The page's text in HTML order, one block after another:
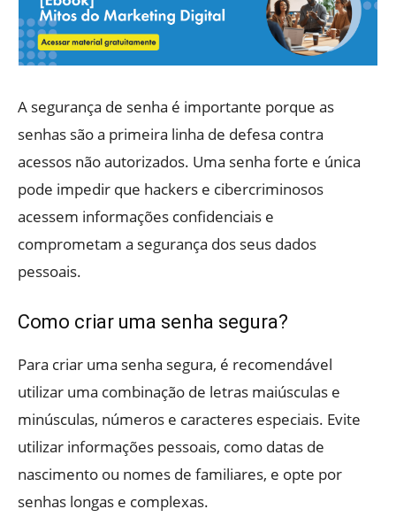
A segurança de senha é importante porque as
senhas são a primeira linha de defesa contra
acessos não autorizados. Uma senha forte e única
pode impedir que hackers e cibercriminosos
acessem informações confidenciais e
comprometam a segurança dos seus dados
pessoais.
Como criar uma senha segura?
Para criar uma senha segura, é recomendável
utilizar uma combinação de letras maiúsculas e
minúsculas, números e caracteres especiais. Evite
utilizar informações pessoais, como datas de
nascimento ou nomes de familiares, e opte por
senhas longas e complexas.